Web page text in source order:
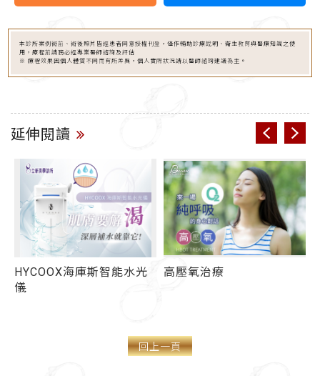
本診所案例術前、術後照片皆經患者同意授權刊登，僅作輔助診療說明、衛生教育與醫療知識之使
用，療程前請務必經專業醫師諮詢及評估
※ 療程效果因個人體質不同而有所差異，個人實際狀況請以醫師諮詢建議為主。
延伸閱讀
HYCOOX海庫斯智能水光
儀
高壓氧治療
回上一頁